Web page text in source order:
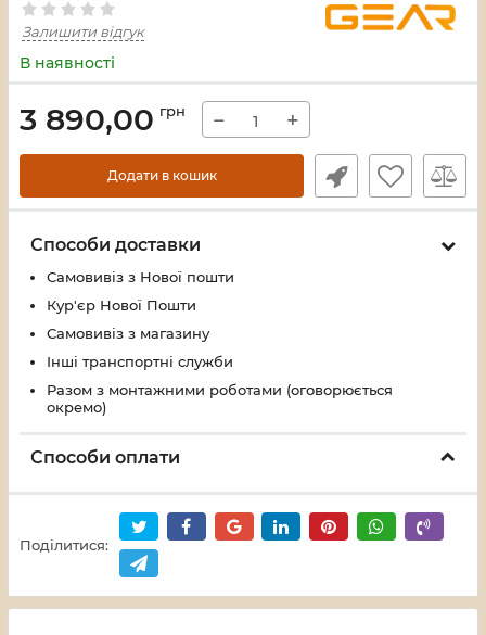
Залишити відгук
В наявності
3 890,00 грн − +
Додати в кошик
Способи доставки
Самовивіз з Нової пошти
Кур'єр Нової Пошти
Самовивіз з магазину
Інші транспортні служби
Разом з монтажними роботами (оговорюється
окремо)
Способи оплати
Поділитися: